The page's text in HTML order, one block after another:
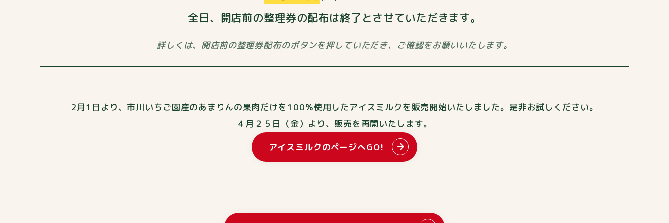
全日、開店前の整理券の配布は終了とさせていただきます。
詳しくは、開店前の整理券配布のボタンを押していただき、ご確認をお願いいたします。
2月1日より、市川いちご園産のあまりんの果肉だけを100％使用したアイスミルクを販売開始いたしました。 是非お試しください。
４月２５日（金）より、販売を再開いたします。
アイスミルクのページへGO!